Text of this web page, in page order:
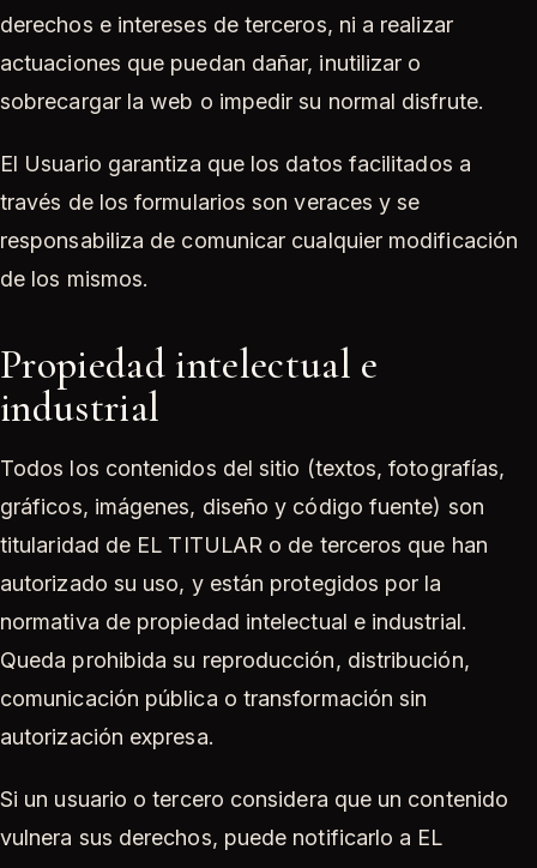
derechos e intereses de terceros, ni a realizar
actuaciones que puedan dañar, inutilizar o
sobrecargar la web o impedir su normal disfrute.
El Usuario garantiza que los datos facilitados a
través de los formularios son veraces y se
responsabiliza de comunicar cualquier modificación
de los mismos.
Propiedad intelectual e
industrial
Todos los contenidos del sitio (textos, fotografías,
gráficos, imágenes, diseño y código fuente) son
titularidad de EL TITULAR o de terceros que han
autorizado su uso, y están protegidos por la
normativa de propiedad intelectual e industrial.
Queda prohibida su reproducción, distribución,
comunicación pública o transformación sin
autorización expresa.
Si un usuario o tercero considera que un contenido
vulnera sus derechos, puede notificarlo a EL